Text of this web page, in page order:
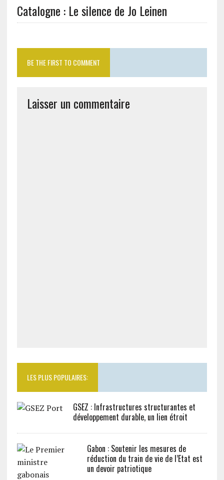
Catalogne : Le silence de Jo Leinen
BE THE FIRST TO COMMENT
Laisser un commentaire
LES PLUS POPULAIRES:
GSEZ : Infrastructures structurantes et
développement durable, un lien étroit
Gabon : Soutenir les mesures de
réduction du train de vie de l’Etat est
un devoir patriotique